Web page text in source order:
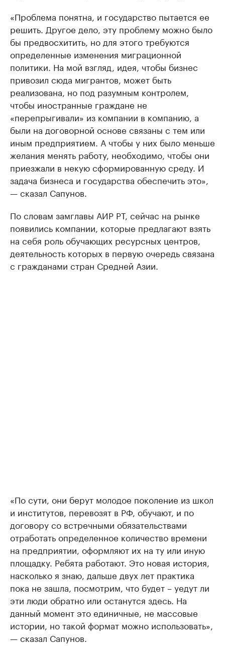
«Проблема понятна, и государство пытается ее
решить. Другое дело, эту проблему можно было
бы предвосхитить, но для этого требуются
определенные изменения миграционной
политики. На мой взгляд, идея, чтобы бизнес
привозил сюда мигрантов, может быть
реализована, но под разумным контролем,
чтобы иностранные граждане не
«перепрыгивали» из компании в компанию, а
были на договорной основе связаны с тем или
иным предприятием. А чтобы у них было меньше
желания менять работу, необходимо, чтобы они
приезжали в некую сформированную среду. И
задача бизнеса и государства обеспечить это»,
— сказал Сапунов.
По словам замглавы АИР РТ, сейчас на рынке
появились компании, которые предлагают взять
на себя роль обучающих ресурсных центров,
деятельность которых в первую очередь связана
с гражданами стран Средней Азии.
«По сути, они берут молодое поколение из школ
и институтов, перевозят в РФ, обучают, и по
договору со встречными обязательствами
отработать определенное количество времени
на предприятии, оформляют их на ту или иную
площадку. Ребята работают. Это новая история,
насколько я знаю, дальше двух лет практика
пока не зашла, посмотрим, что будет – уедут ли
эти люди обратно или останутся здесь. На
данный момент это единичные, не массовые
истории, но такой формат можно использовать»,
— сказал Сапунов.